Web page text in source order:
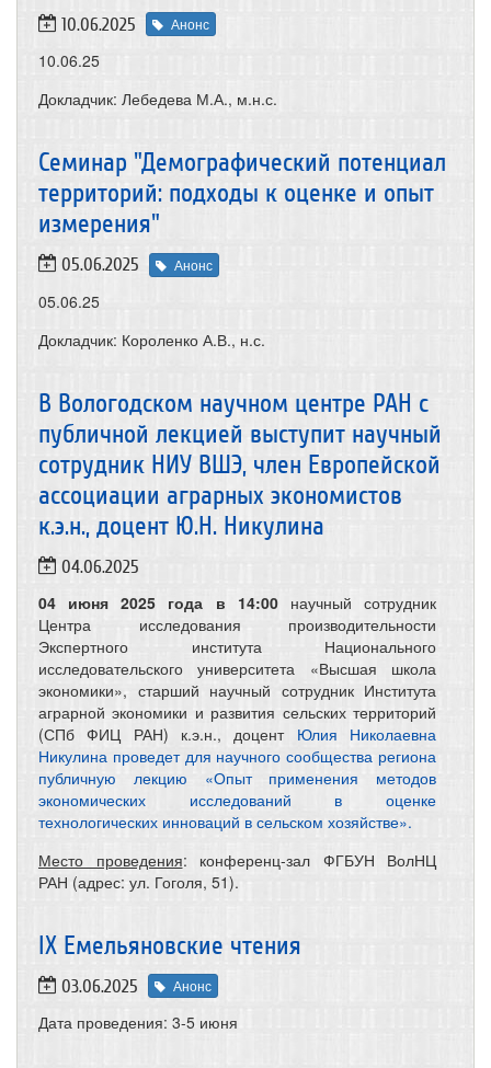
10.06.2025 Анонс
10.06.25
Докладчик: Лебедева М.А., м.н.с.
Семинар "Демографический потенциал
территорий: подходы к оценке и опыт
измерения"
05.06.2025 Анонс
05.06.25
Докладчик: Короленко А.В., н.с.
В Вологодском научном центре РАН с
публичной лекцией выступит научный
сотрудник НИУ ВШЭ, член Европейской
ассоциации аграрных экономистов
к.э.н., доцент Ю.Н. Никулина
04.06.2025
04 июня 2025 года в 14:00научный сотрудник
Центра исследования производительности
Экспертного института Национального
исследовательского университета «Высшая школа
экономики», старший научный сотрудник Института
аграрной экономики и развития сельских территорий
(СПб ФИЦ РАН) к.э.н., доцент Юлия Николаевна
Никулина проведет для научного сообщества региона
публичную лекцию «Опыт применения методов
экономических исследований в оценке
технологических инноваций в сельском хозяйстве».
Место проведения: конференц-зал ФГБУН ВолНЦ
РАН (адрес: ул. Гоголя, 51).
IX Емельяновские чтения
03.06.2025 Анонс
Дата проведения: 3-5 июня